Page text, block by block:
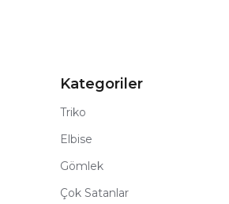
Kategoriler
Triko
Elbise
Gömlek
Çok Satanlar